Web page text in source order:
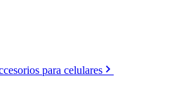
para celulares